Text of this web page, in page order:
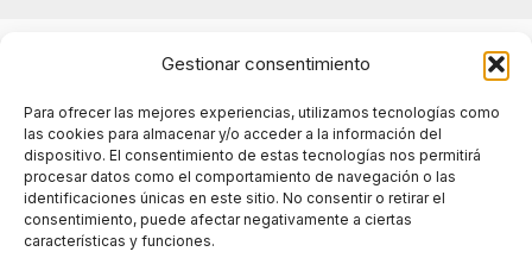
Gestionar consentimiento
Para ofrecer las mejores experiencias, utilizamos tecnologías como
las cookies para almacenar y/o acceder a la información del
dispositivo. El consentimiento de estas tecnologías nos permitirá
procesar datos como el comportamiento de navegación o las
identificaciones únicas en este sitio. No consentir o retirar el
consentimiento, puede afectar negativamente a ciertas
características y funciones.
Políticas de cookies
Políticas de privacidad